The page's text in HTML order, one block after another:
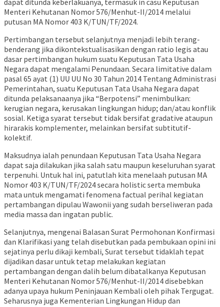
dapat ditunda keberlakuanya, termasuk in casu Keputusan
Menteri Kehutanan Nomor 576/Menhut-II/2014 melalui
putusan MA Nomor 403 K/TUN/TF/2024.
Pertimbangan tersebut selanjutnya menjadi lebih terang-
benderang jika dikontekstualisasikan dengan ratio legis atau
dasar pertimbangan hukum suatu Keputusan Tata Usaha
Negara dapat mengalami Penundaan. Secara limitative dalam
pasal 65 ayat (1) UU UU No 30 Tahun 2014 Tentang Administrasi
Pemerintahan, suatu Keputusan Tata Usaha Negara dapat
ditunda pelaksanaanya jika “Berpotensi” menimbulkan:
kerugian negara, kerusakan lingkungan hidup; dan/atau konflik
sosial. Ketiga syarat tersebut tidak bersifat gradative ataupun
hirarakis komplementer, melainkan bersifat subtitutif-
kolektif.
Maksudnya ialah penundaan Keputusan Tata Usaha Negara
dapat saja dilakukan jika salah satu maupun keseluruhan syarat
terpenuhi. Untuk hal ini, patutlah kita menelaah putusan MA
Nomor 403 K/TUN/TF/2024 secara holistic serta membuka
mata untuk mengamati fenomena factual perihal kegiatan
pertambangan dipulau Wawonii yang sudah berseliweran pada
media massa dan ingatan public.
Selanjutnya, mengenai Balasan Surat Permohonan Konfirmasi
dan Klarifikasi yang telah disebutkan pada pembukaan opini ini
sejatinya perlu dikaji kembali, Surat tersebut tidaklah tepat
dijadikan dasar untuk tetap melakukan kegiatan
pertambangan dengan dalih belum dibatalkanya Keputusan
Menteri Kehutanan Nomor 576/Menhut-II/2014 disebebkan
adanya upaya hukum Peninjauan Kembali oleh pihak Tergugat.
Seharusnya juga Kementerian Lingkungan Hidup dan